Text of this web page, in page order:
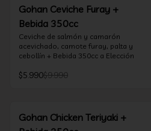
Queso Crema y Cebollín, frito en
tempura
*Incluye 2 palitos, 2 soya 30ml, 1 salsa
teriyaki 30ml
Gohan Ceviche Furay +
Bebida 350cc
Ceviche de salmón y camarón
acevichado, camote furay, palta y
cebollín + Bebida 350cc a Elección
$5.990$9.990
Gohan Chicken Teriyaki +